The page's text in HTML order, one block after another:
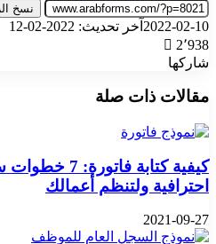
نسخ
2022-02-10 آخر تحديث: 2022-02-12
2٬938
شاركها
مقالات ذات صلة
كيفية كتابة
احترافية ولتنظم أعمالك
2021-09-27